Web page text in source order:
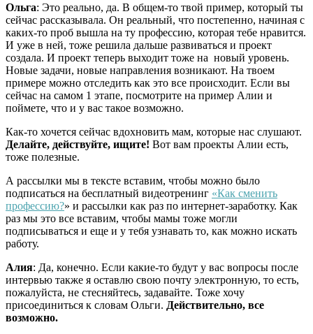
Ольга: Это реально, да. В общем-то твой пример, который ты
сейчас рассказывала. Он реальный, что постепенно, начиная с
каких-то проб вышла на ту профессию, которая тебе нравится.
И уже в ней, тоже решила дальше развиваться и проект
создала. И проект теперь выходит тоже на новый уровень.
Новые задачи, новые направления возникают. На твоем
примере можно отследить как это все происходит. Если вы
сейчас на самом 1 этапе, посмотрите на пример Алии и
поймете, что и у вас такое возможно.
Как-то хочется сейчас вдохновить мам, которые нас слушают.
Делайте, действуйте, ищите! Вот вам проекты Алии есть,
тоже полезные.
А рассылки мы в тексте вставим, чтобы можно было
подписаться на бесплатный видеотренинг «Как сменить
профессию?» и рассылки как раз по интернет-заработку. Как
раз мы это все вставим, чтобы мамы тоже могли
подписываться и еще и у тебя узнавать то, как можно искать
работу.
Алия: Да, конечно. Если какие-то будут у вас вопросы после
интервью также я оставлю свою почту электронную, то есть,
пожалуйста, не стесняйтесь, задавайте. Тоже хочу
присоединиться к словам Ольги. Действительно, все
возможно.